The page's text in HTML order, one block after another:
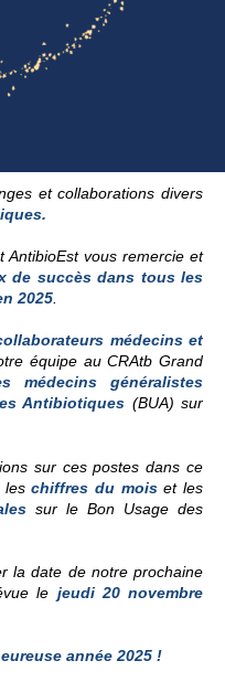
et collaborations divers
AntibioEst vous remercie et
de succès dans tous les
2025
médecins et
équipe au CRAtb Grand
médecins généralistes
Antibiotiques (BUA) sur
sur ces postes dans ce
leschiffres du moiset les
sur le Bon Usage des
la date de notre prochaine
le jeudi 20 novembre
année 2025 !